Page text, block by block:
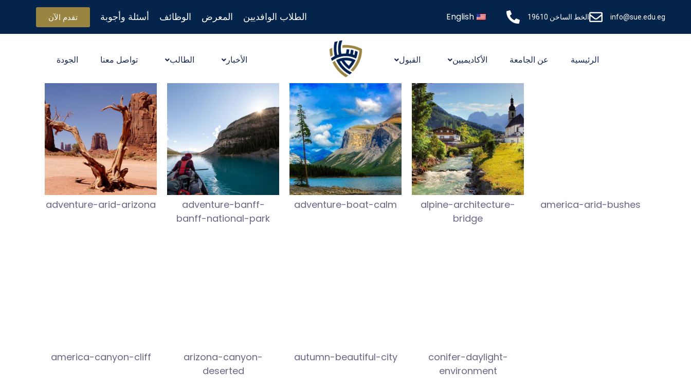
info@sue.edu.eg الخط الساخن 19610 English الطلاب الوافديين المعرض الوظائف أسئلة وأجوبة تقدم الآن
الرئيسية عن الجامعة الأكاديميين القبول الأخبار الطالب تواصل معنا الجودة
adventure-arid-arizona
adventure-banff-
banff-national-park
adventure-boat-calm
alpine-architecture-
bridge
america-arid-bushes
america-canyon-cliff
arizona-canyon-
deserted
autumn-beautiful-city
conifer-daylight-
environment